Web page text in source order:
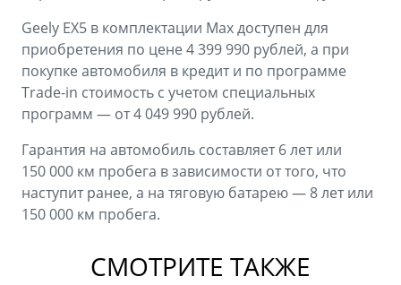
Geely EX5 в комплектации Max доступен для
приобретения по цене 4 399 990 рублей, а при
покупке автомобиля в кредит и по программе
Trade-in стоимость с учетом специальных
программ — от 4 049 990 рублей.
Гарантия на автомобиль составляет 6 лет или
150 000 км пробега в зависимости от того, что
наступит ранее, а на тяговую батарею — 8 лет или
150 000 км пробега.
СМОТРИТЕ ТАКЖЕ